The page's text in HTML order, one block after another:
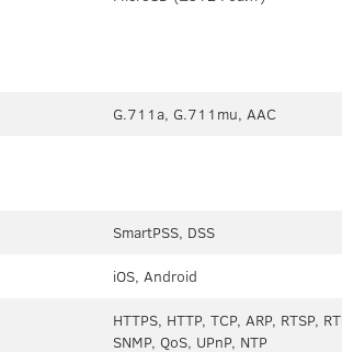
G.711a, G.711mu, AAC
SmartPSS, DSS
iOS, Android
HTTPS, HTTP, TCP, ARP, RTSP,
SNMP, QoS, UPnP, NTP